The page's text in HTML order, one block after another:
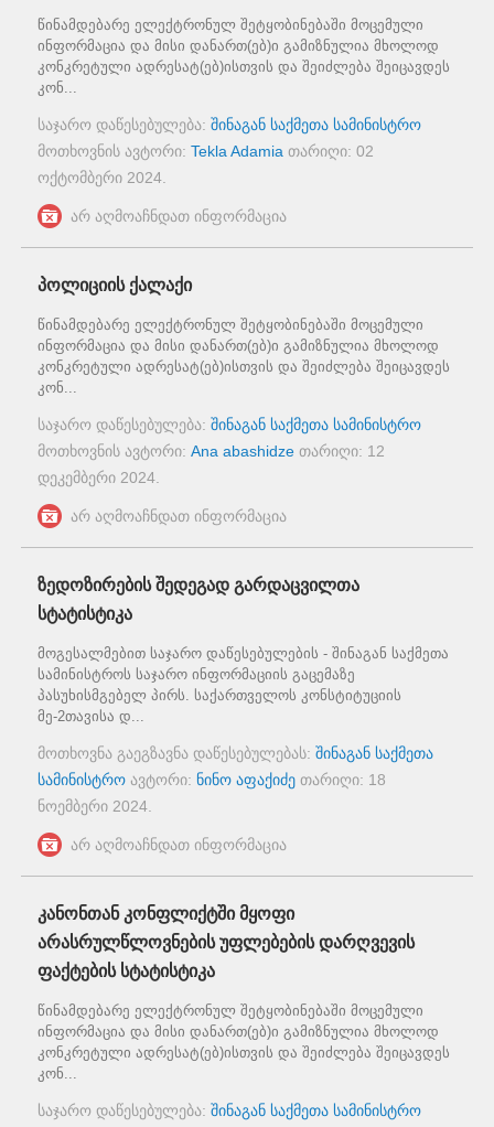
წინამდებარე ელექტრონულ შეტყობინებაში მოცემული
ინფორმაცია და მისი დანართ(ებ)ი გამიზნულია მხოლოდ
კონკრეტული ადრესატ(ებ)ისთვის და შეიძლება შეიცავდეს
კონ...
საჯარო დაწესებულება: შინაგან საქმეთა სამინისტრო
მოთხოვნის ავტორი: Tekla Adamia თარიღი: 02
ოქტომბერი 2024
არ აღმოაჩნდათ ინფორმაცია
პოლიციის ქალაქი
წინამდებარე ელექტრონულ შეტყობინებაში მოცემული
ინფორმაცია და მისი დანართ(ებ)ი გამიზნულია მხოლოდ
კონკრეტული ადრესატ(ებ)ისთვის და შეიძლება შეიცავდეს
კონ...
საჯარო დაწესებულება: შინაგან საქმეთა სამინისტრო
მოთხოვნის ავტორი: Ana abashidze თარიღი: 12
დეკემბერი 2024
არ აღმოაჩნდათ ინფორმაცია
ზედოზირების შედეგად გარდაცვილთა
სტატისტიკა
მოგესალმებით საჯარო დაწესებულების - შინაგან საქმეთა
სამინისტროს საჯარო ინფორმაციის გაცემაზე
პასუხისმგებელ პირს. საქართველოს კონსტიტუციის
მე-2თავისა დ...
მოთხოვნა გაეგზავნა დაწესებულებას: შინაგან საქმეთა
სამინისტრო ავტორი: ნინო აფაქიძე თარიღი: 18
ნოემბერი 2024
არ აღმოაჩნდათ ინფორმაცია
კანონთან კონფლიქტში მყოფი
არასრულწლოვნების უფლებების დარღვევის
ფაქტების სტატისტიკა
წინამდებარე ელექტრონულ შეტყობინებაში მოცემული
ინფორმაცია და მისი დანართ(ებ)ი გამიზნულია მხოლოდ
კონკრეტული ადრესატ(ებ)ისთვის და შეიძლება შეიცავდეს
კონ...
საჯარო დაწესებულება: შინაგან საქმეთა სამინისტრო